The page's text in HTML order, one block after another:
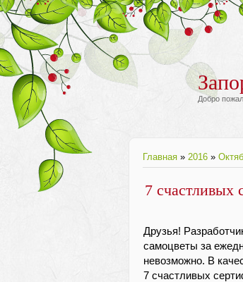
Добро
Главная » 2016 »
7 счастливых
Друзья!
самоцветы за
невозможно. В
7 счастливых